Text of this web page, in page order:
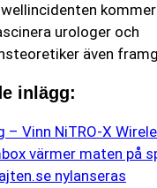
kommer
urologer och
även
inlägg:
– Vinn NiTRO-X
värmer maten på
nylanseras